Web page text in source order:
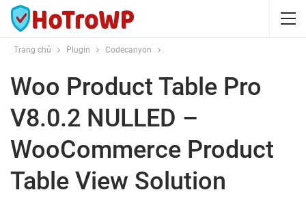
Trang chủ Plugin Codecanyon
Woo Product Table Pro
V8.0.2 NULLED –
WooCommerce Product
Table View Solution